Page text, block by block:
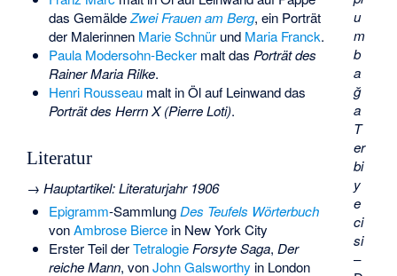
u
m
b
a
ğ
a
T
er
bi
y
e
ci
si
–
das GemäldeZwei Frauen am Berg, ein Porträt
der Malerinnen Marie Schnürund Maria Franck.
Paula Modersohn-Beckermalt das Porträt des
Rainer Maria Rilke.
Henri Rousseaumalt in Öl auf Leinwand das
Porträt des Herrn X (Pierre Loti).
Literatur
→Hauptartikel:Literaturjahr 1906
Epigramm-SammlungDes Teufels Wörterbuch
vonAmbrose Biercein New York City
Erster Teil derTetralogie Forsyte Saga, Der
reiche Mann, vonJohn Galsworthy in London